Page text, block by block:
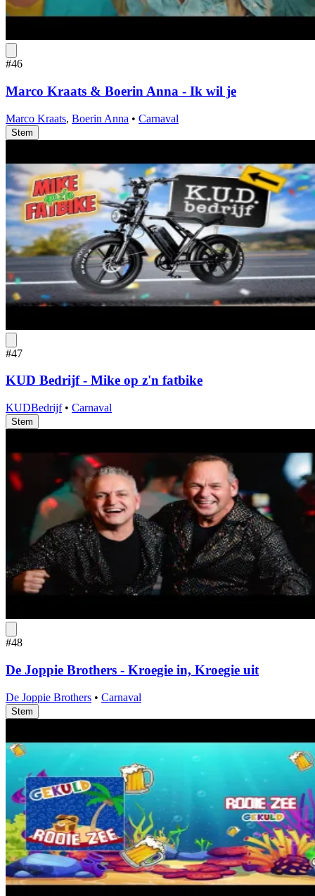
#46
Marco Kraats & Boerin Anna - Ik wil je
Marco Kraats, Boerin Anna • Carnaval
Stem
#47
KUD Bedrijf - Mike op z'n fatbike
KUDBedrijf • Carnaval
Stem
#48
De Joppie Brothers - Kroegie in, Kroegie uit
De Joppie Brothers • Carnaval
Stem